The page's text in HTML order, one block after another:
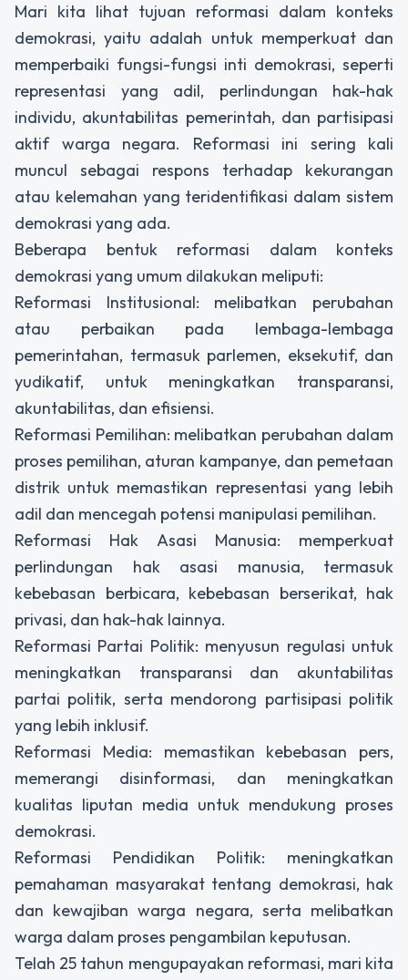
Mari kita lihat tujuan reformasi dalam konteks
demokrasi, yaitu adalah untuk memperkuat dan
memperbaiki fungsi-fungsi inti demokrasi, seperti
representasi yang adil, perlindungan hak-hak
individu, akuntabilitas pemerintah, dan partisipasi
aktif warga negara. Reformasi ini sering kali
muncul sebagai respons terhadap kekurangan
atau kelemahan yang teridentifikasi dalam sistem
demokrasi yang ada.
Beberapa bentuk reformasi dalam konteks
demokrasi yang umum dilakukan meliputi:
Reformasi Institusional: melibatkan perubahan
atau perbaikan pada lembaga-lembaga
pemerintahan, termasuk parlemen, eksekutif, dan
yudikatif, untuk meningkatkan transparansi,
akuntabilitas, dan efisiensi.
Reformasi Pemilihan: melibatkan perubahan dalam
proses pemilihan, aturan kampanye, dan pemetaan
distrik untuk memastikan representasi yang lebih
adil dan mencegah potensi manipulasi pemilihan.
Reformasi Hak Asasi Manusia: memperkuat
perlindungan hak asasi manusia, termasuk
kebebasan berbicara, kebebasan berserikat, hak
privasi, dan hak-hak lainnya.
Reformasi Partai Politik: menyusun regulasi untuk
meningkatkan transparansi dan akuntabilitas
partai politik, serta mendorong partisipasi politik
yang lebih inklusif.
Reformasi Media: memastikan kebebasan pers,
memerangi disinformasi, dan meningkatkan
kualitas liputan media untuk mendukung proses
demokrasi.
Reformasi Pendidikan Politik: meningkatkan
pemahaman masyarakat tentang demokrasi, hak
dan kewajiban warga negara, serta melibatkan
warga dalam proses pengambilan keputusan.
Telah 25 tahun mengupayakan reformasi, mari kita